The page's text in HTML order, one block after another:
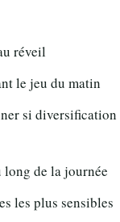
réveil
le jeu du matin
si diversification
de la journée
les plus sensibles